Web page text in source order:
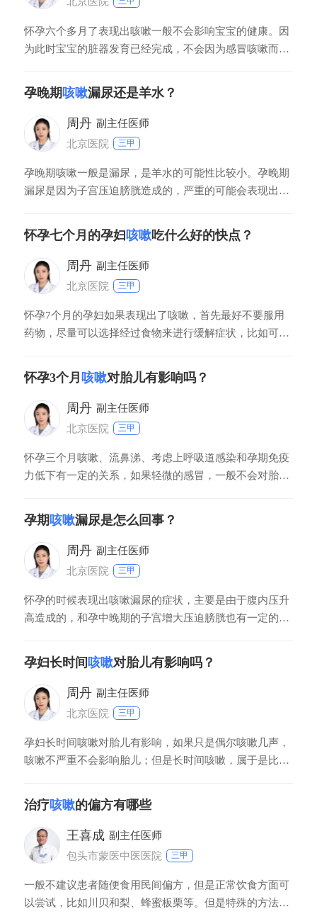
怀孕六个多月了表现出咳嗽一般不会影响宝宝的健康。因
为此时宝宝的脏器发育已经完成，不会因为感冒咳嗽而导
最关键的时期是孕早期，也就是怀孕头三个月，这时如果
孕妇发生了感染，特别是病毒感染或者是接受了药物，射
线等一些不良刺激，就可能导致宝宝一些脏器的发育畸形
孕晚期咳嗽漏尿还是羊水？
周丹 副主任医师
北京医院
三甲
孕晚期咳嗽一般是漏尿，是羊水的可能性比较小。孕晚期
漏尿是因为子宫压迫膀胱造成的，严重的可能会表现出尿
可以观察一下液体的颜色以及气味，羊水一般是没有气味
的，而尿液一般会有一股尿骚味。
怀孕七个月的孕妇咳嗽吃什么好的快点？
周丹 副主任医师
北京医院
三甲
怀孕7个月的孕妇如果表现出了咳嗽，首先最好不要服用
药物，尽量可以选择经过食物来进行缓解症状，比如可以
咳嗽的比较严重，还伴随其他的症状，也是需要及时到医
院针对性治疗的。在日常生活中应注意要做好保暖的工
作，防止表现出受凉的现象，在治疗咳嗽期间也要注意饮
食
怀孕3个月 咳嗽对胎儿有影响吗？
周丹 副主任医师
北京医院
三甲
怀孕三个月咳嗽、流鼻涕、考虑上呼吸道感染和孕期免疫
力低下有一定的关系，如果轻微的感冒，一般不会对胎儿
也可以适当的服一些中药板蓝根冲剂，vc银翘片，很快就
会康复的。若是严重的感冒，咳嗽，发热，食欲减退，影
响孕妇正常的新陈代谢，相对的也会影响胎儿的正常生
孕期咳嗽漏尿是怎么回事？
周丹 副主任医师
北京医院
三甲
怀孕的时候表现出咳嗽漏尿的症状，主要是由于腹内压升
高造成的，和孕中晚期的子宫增大压迫膀胱也有一定的关
嗽的症状，产后有可能会自行恢复正常。
孕妇长时间咳嗽对胎儿有影响吗？
周丹 副主任医师
北京医院
三甲
孕妇长时间咳嗽对胎儿有影响，如果只是偶尔咳嗽几声，
咳嗽不严重不会影响胎儿；但是长时间咳嗽，属于是比较
收缩，容易诱发先兆流产或者是早产。
治疗咳嗽的偏方有哪些
王喜成 副主任医师
包头市蒙医中医医院
三甲
一般不建议患者随便食用民间偏方，但是正常饮食方面可
以尝试，比如川贝和梨、蜂蜜板栗等。但是特殊的方法患